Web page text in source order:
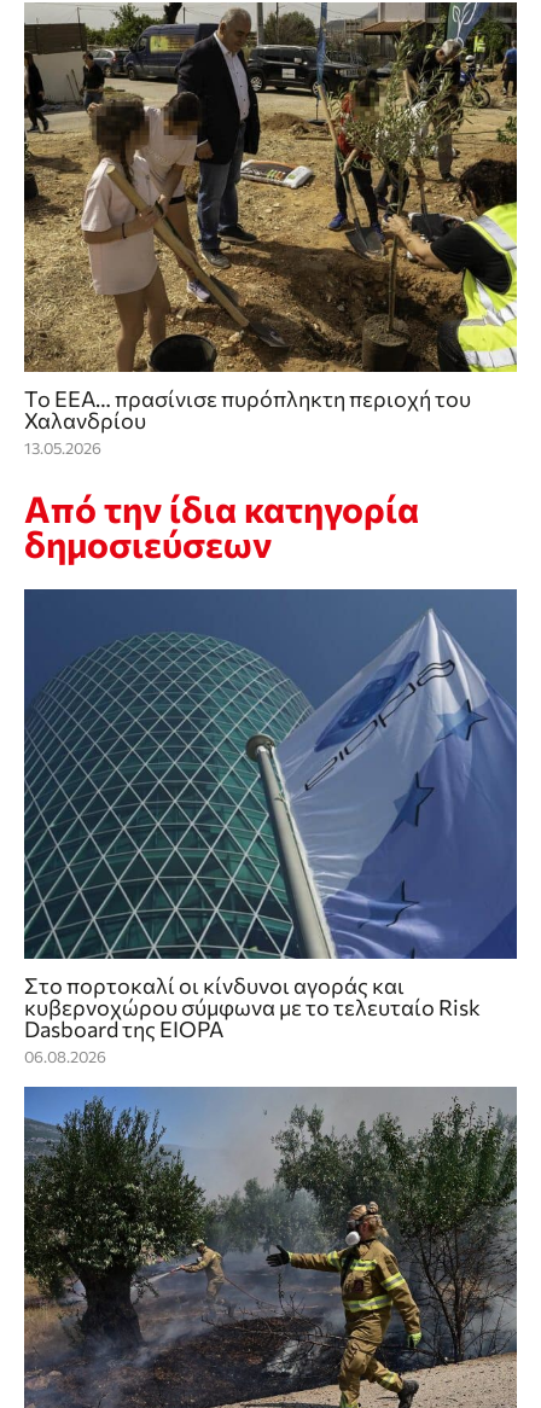
To ΕΕΑ… πρασίνισε πυρόπληκτη περιοχή του
Χαλανδρίου
13.05.2026
Από την ίδια κατηγορία
δημοσιεύσεων
Στο πορτοκαλί οι κίνδυνοι αγοράς και
κυβερνοχώρου σύμφωνα με το τελευταίο Risk
Dasboard της EIOPA
06.08.2026